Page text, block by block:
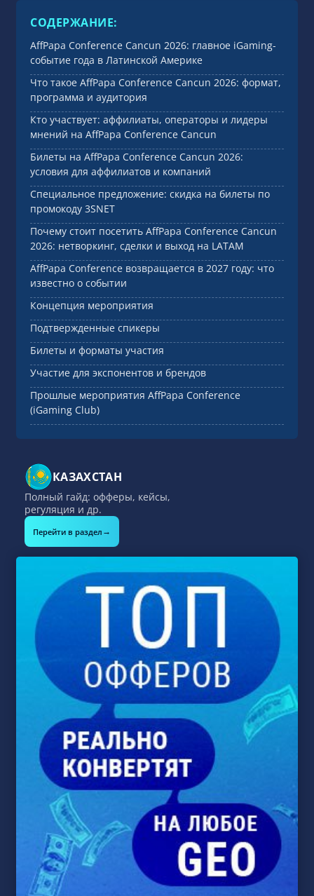
СОДЕРЖАНИЕ:
AffPapa Conference Cancun 2026: главное iGaming-
событие года в Латинской Америке
Что такое AffPapa Conference Cancun 2026: формат,
программа и аудитория
Кто участвует: аффилиаты, операторы и лидеры
мнений на AffPapa Conference Cancun
Билеты на AffPapa Conference Cancun 2026:
условия для аффилиатов и компаний
Специальное предложение: скидка на билеты по
промокоду 3SNET
Почему стоит посетить AffPapa Conference Cancun
2026: нетворкинг, сделки и выход на LATAM
AffPapa Conference возвращается в 2027 году: что
известно о событии
Концепция мероприятия
Подтвержденные спикеры
Билеты и форматы участия
Участие для экспонентов и брендов
Прошлые мероприятия AffPapa Conference
(iGaming Club)
КАЗАХСТАН
Полный гайд: офферы, кейсы,
регуляция и др.
Перейти в раздел →